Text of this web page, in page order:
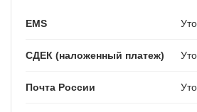
EMS
СДЕК (наложенный платеж)
Почта России